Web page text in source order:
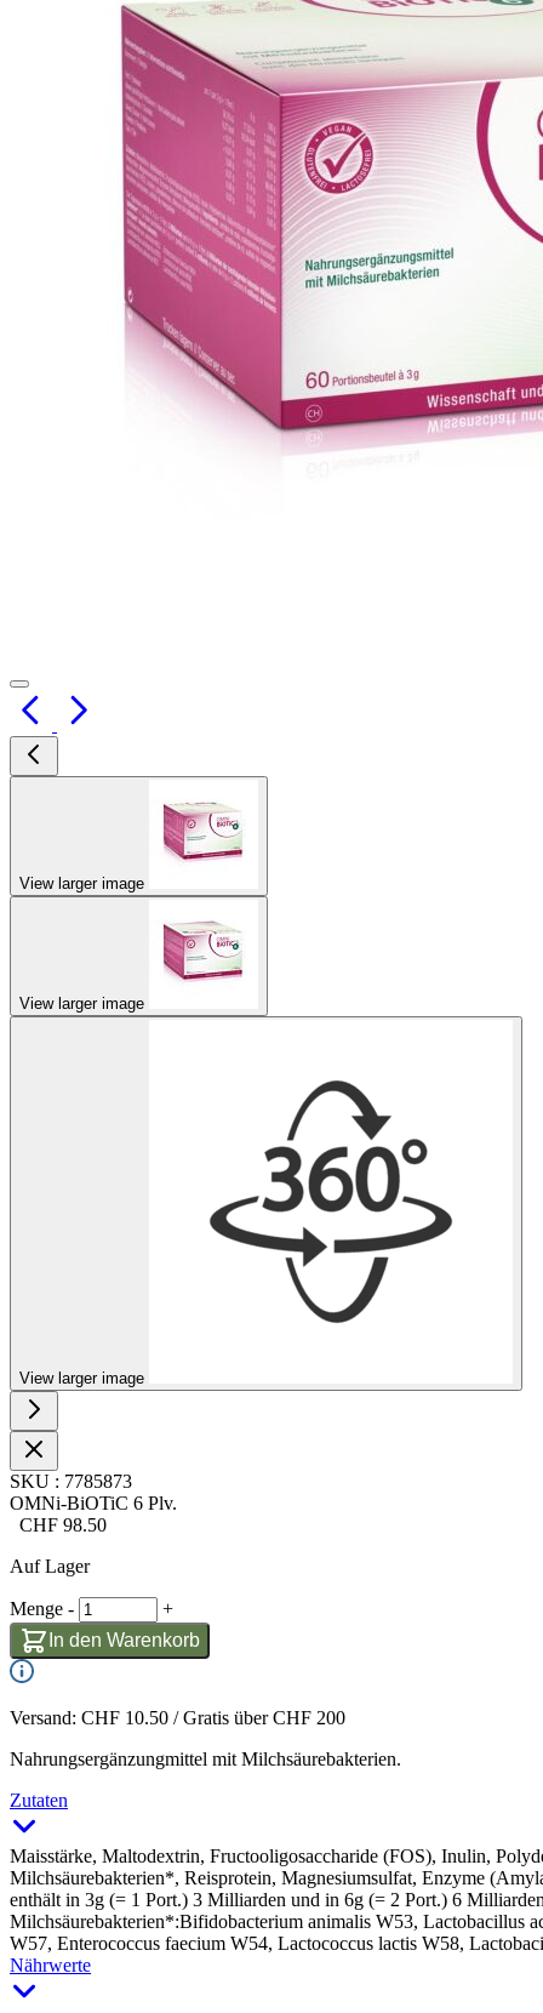
View larger image
View larger image
View larger image
SKU : 7785873
OMNi-BiOTiC 6 Plv.
CHF 98.50
Auf Lager
Menge -
+
In den Warenkorb
Versand: CHF 10.50 / Gratis über CHF 200
Nahrungsergänzungmittel mit Milchsäurebakterien.
Zutaten
Maisstärke, Maltodextrin, Fructooligosaccharide (FOS), Inulin,
Milchsäurebakterien*, Reisprotein, Magnesiumsulfat, Enzyme
enthält in 3g (= 1 Port.) 3 Milliarden und in 6g (= 2 Port.) 6
Milchsäurebakterien*:Bifidobacterium animalis W53, Lactobacillus
W57, Enterococcus faecium W54, Lactococcus lactis W58,
Nährwerte